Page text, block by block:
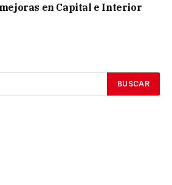
en Capital e Interior